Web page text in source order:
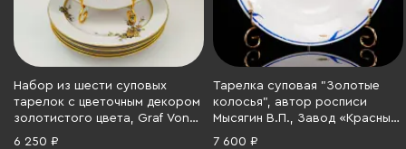
Набор из шести суповых
тарелок с цветочным декором
золотистого цвета, Graf Von
Henneberg Porzellan, фарфор,
6 250 ₽
Тарелка суповая "Золотые
колосья", автор росписи
Мысягин В.П., Завод «Красный
фарфорист» (Чудово,
7 600 ₽